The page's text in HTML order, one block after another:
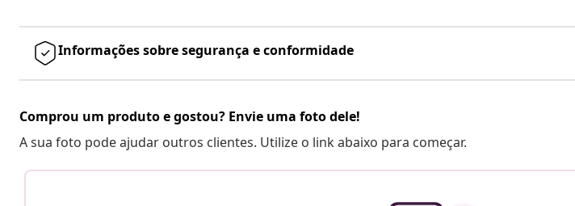
Informações sobre segurança e conformidade
Comprou um produto e gostou? Envie uma foto dele!
A sua foto pode ajudar outros clientes. Utilize o link abaixo para começar.